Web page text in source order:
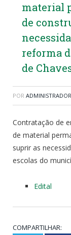
material
de
reforma
de
POR ADMINISTRADOR
Contratação de
de material
suprir as
escolas do
Edital
COMPARTILHAR: